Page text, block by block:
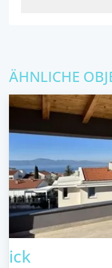
ÄHNLICHE
ick